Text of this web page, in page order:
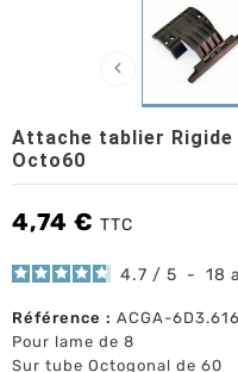

Attache tablier
Octo60
4,74 € TTC
4.7 / 5 - 18
Référence : ACGA-
Pour lame de 8
Sur tube Octogonal de 60